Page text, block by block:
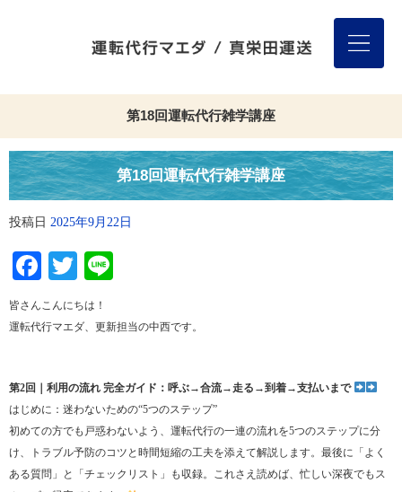
第18回運転代行雑学講座
第18回運転代行雑学講座
投稿日 2025年9月22日
Facebook
Twitter
皆さんこんにちは！
運転代行マエダ、更新担当の中西です。
第2回｜利用の流れ 完全ガイド：呼ぶ→合流→走る→到着→支払いまで
はじめに：迷わないための“5つのステップ”
初めての方でも戸惑わないよう、運転代行の一連の流れを5つのステップに分
け、トラブル予防のコツと時間短縮の工夫を添えて解説します。最後に「よく
ある質問」と「チェックリスト」も収録。これさえ読めば、忙しい深夜でもス